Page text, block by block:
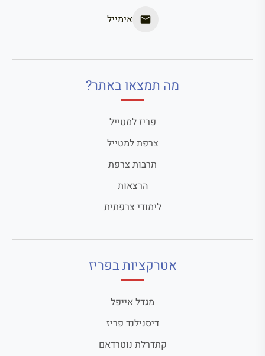
אימייל
מה תמצאו באתר?
פריז למטייל
צרפת למטייל
תרבות צרפת
הרצאות
לימודי צרפתית
אטרקציות בפריז
מגדל אייפל
דיסנילנד פריז
קתדרלת נוטרדאם